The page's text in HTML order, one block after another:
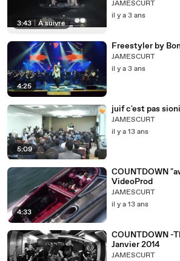
3:43 | À suivre
JAMESCURT
il y a 3 ans
4:25
Freestyler by
JAMESCURT
il y a 3 ans
5:09
juif c'est pas
JAMESCURT
il y a 13 ans
4:33
COUNTDOWN
VideoProd
JAMESCURT
il y a 13 ans
COUNTDOWN -
Janvier 2014
JAMESCURT